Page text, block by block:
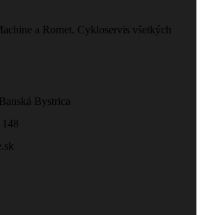
a Romet. Cykloservis všetkých
Bystrica